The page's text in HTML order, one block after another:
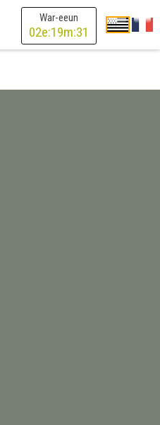
War-eeun
02e:19m:30